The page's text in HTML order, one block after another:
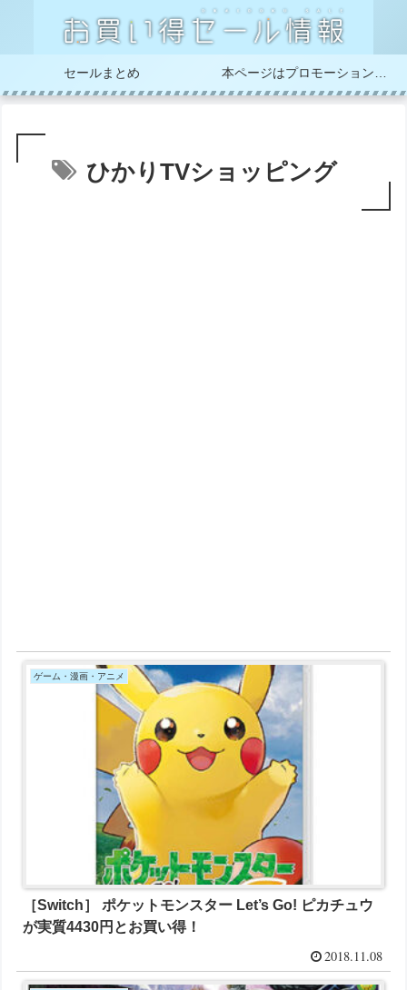
セールまとめ
ひかりTVショッピング
ゲーム・漫画・アニメ
［Switch］ ポケットモンスター Let’s Go! ピカチュウ
が実質4430円とお買い得！
2018.11.08